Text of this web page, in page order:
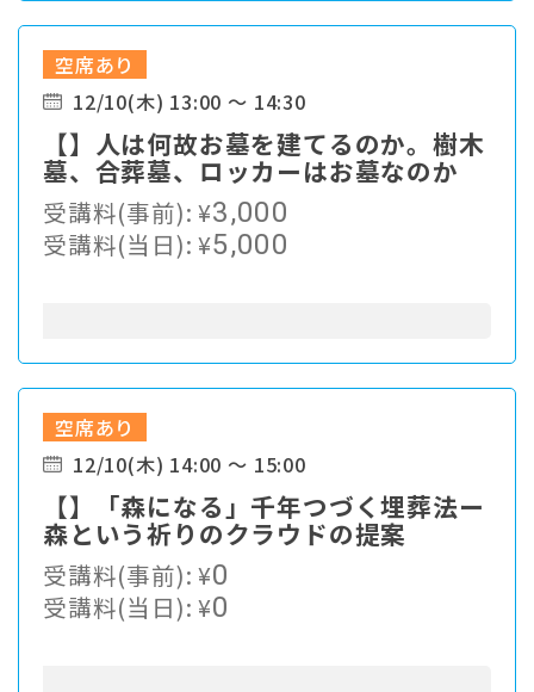
空席あり
12/10(木) 13:00 ～ 14:30
【】人は何故お墓を建てるのか。樹木
墓、合葬墓、ロッカーはお墓なのか
受講料(事前):¥3,000
受講料(当日):¥5,000
空席あり
12/10(木) 14:00 ～ 15:00
【】「森になる」千年つづく埋葬法ー
森という祈りのクラウドの提案
受講料(事前):¥0
受講料(当日):¥0